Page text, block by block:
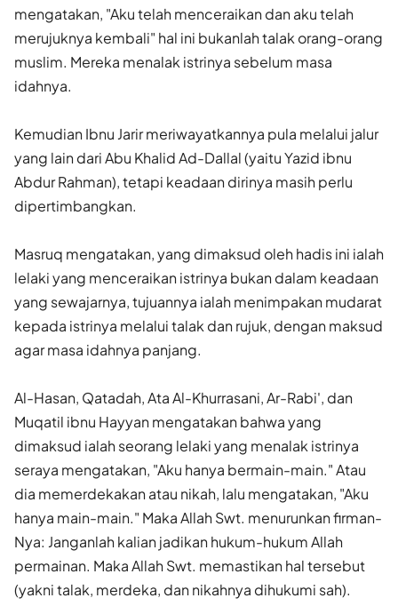
mengatakan, "Aku telah menceraikan dan aku telah
merujuknya kembali" hal ini bukanlah talak orang-orang
muslim. Mereka menalak istrinya sebelum masa
idahnya.
Kemudian Ibnu Jarir meriwayatkannya pula melalui jalur
yang lain dari Abu Khalid Ad-Dallal (yaitu Yazid ibnu
Abdur Rahman), tetapi keadaan dirinya masih perlu
dipertimbangkan.
Masruq mengatakan, yang dimaksud oleh hadis ini ialah
lelaki yang menceraikan istrinya bukan dalam keadaan
yang sewajarnya, tujuannya ialah menimpakan mudarat
kepada istrinya melalui talak dan rujuk, dengan maksud
agar masa idahnya panjang.
Al-Hasan, Qatadah, Ata Al-Khurrasani, Ar-Rabi', dan
Muqatil ibnu Hayyan mengatakan bahwa yang
dimaksud ialah seorang lelaki yang menalak istrinya
seraya mengatakan, "Aku hanya bermain-main." Atau
dia memerdekakan atau nikah, lalu mengatakan, "Aku
hanya main-main." Maka Allah Swt. menurunkan firman-
Nya: Janganlah kalian jadikan hukum-hukum Allah
permainan. Maka Allah Swt. memastikan hal tersebut
(yakni talak, merdeka, dan nikahnya dihukumi sah).